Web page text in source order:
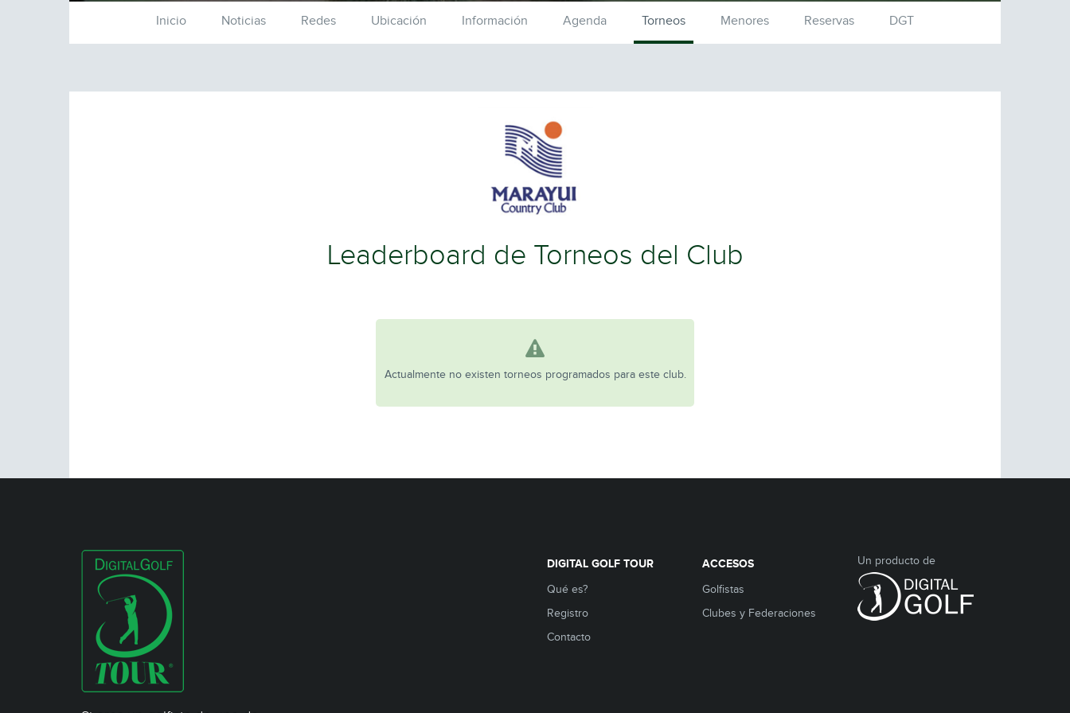
Inicio Noticias Redes Ubicación Información Agenda Torneos Menores Reservas DGT
Leaderboard de Torneos del Club
Actualmente no existen torneos programados para este club.
DIGITAL GOLF TOUR
Qué es?
Registro
Contacto
ACCESOS
Golfistas
Clubes y Federaciones
Un producto de